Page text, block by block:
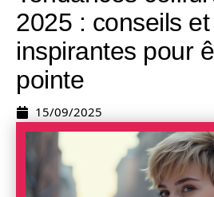
2025 : conseils
inspirantes pour
pointe
15/09/2025